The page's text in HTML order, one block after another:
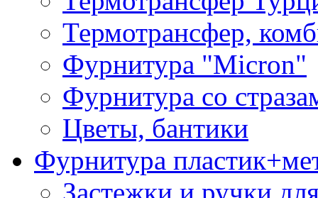
Термотрансфер,
Фурнитура "Micron"
Фурнитура со
Цветы, бантики
Фурнитура
Застежки и ручки